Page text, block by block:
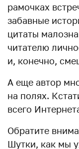
рамочках
забавные
цитаты
читателю
и, конечно,
А еще автор
на полях.
всего
Обратите
Шутки, как мы